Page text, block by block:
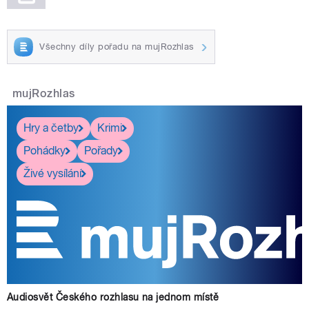
Všechny díly pořadu na mujRozhlas
mujRozhlas
Hry a četby
Krimi
Pohádky
Pořady
Živé vysílání
Audiosvět Českého rozhlasu na jednom místě